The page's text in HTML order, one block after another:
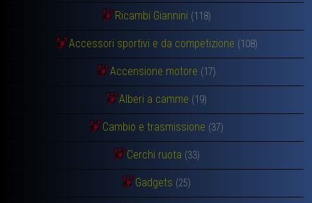
Ricambi Giannini (118)
Accessori sportivi e da competizione (108)
Accensione motore (17)
Alberi a camme (19)
Cambio e trasmissione (37)
Cerchi ruota (33)
Gadgets (25)